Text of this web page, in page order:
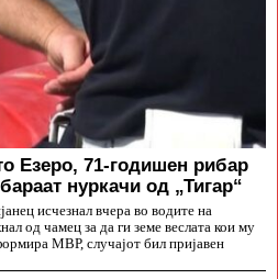
Езеро, 71-годишен рибар
нуркачи од „Тигар“
исчезнал вчера во водите на
од чамец за да ги земе веслата кои му
МВР, случајот бил пријавен